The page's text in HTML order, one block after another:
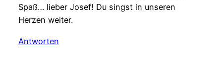
Spaß… lieber Josef! Du singst in unseren
Herzen weiter.
Antworten